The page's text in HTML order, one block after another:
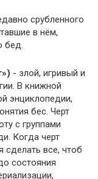
срубленного
в нём,
бед.
- злой, игривый и
В книжной
энциклопедии,
бес. Черт
с группами
Когда черт
сделать все, чтоб
состояния